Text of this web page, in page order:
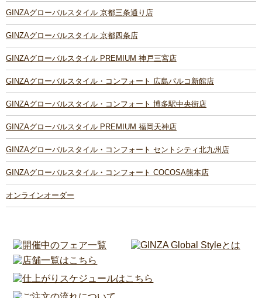
GINZAグローバルスタイル 京都三条通り店
GINZAグローバルスタイル 京都四条店
GINZAグローバルスタイル PREMIUM 神戸三宮店
GINZAグローバルスタイル・コンフォート 広島パルコ新館店
GINZAグローバルスタイル・コンフォート 博多駅中央街店
GINZAグローバルスタイル PREMIUM 福岡天神店
GINZAグローバルスタイル・コンフォート セントシティ北九州店
GINZAグローバルスタイル・コンフォート COCOSA熊本店
オンラインオーダー